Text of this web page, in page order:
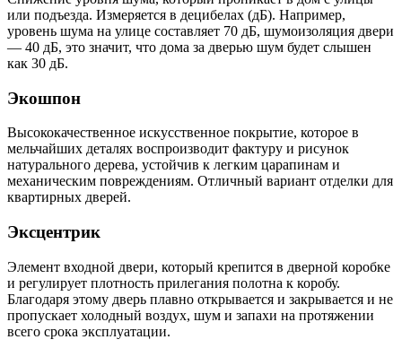
или подъезда. Измеряется в децибелах (дБ). Например,
уровень шума на улице составляет 70 дБ, шумоизоляция двери
— 40 дБ, это значит, что дома за дверью шум будет слышен
как 30 дБ.
Экошпон
Высококачественное искусственное покрытие, которое в
мельчайших деталях воспроизводит фактуру и рисунок
натурального дерева, устойчив к легким царапинам и
механическим повреждениям. Отличный вариант отделки для
квартирных дверей.
Эксцентрик
Элемент входной двери, который крепится в дверной коробке
и регулирует плотность прилегания полотна к коробу.
Благодаря этому дверь плавно открывается и закрывается и не
пропускает холодный воздух, шум и запахи на протяжении
всего срока эксплуатации.